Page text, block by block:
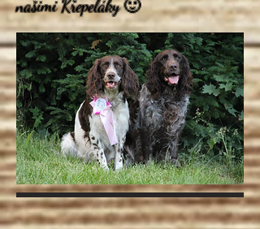
našimi Křepeláky 🙂